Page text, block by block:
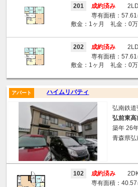
201 成約済み
専有面積：
敷金：1ヶ月 礼金：0
202 成約済み
専有面積：
敷金：1ヶ月 礼金：0万
ハイムリバティ
アパート
弘南鉄道
弘前東高
築年 26
青森県弘
102 成約済み
専有面積：